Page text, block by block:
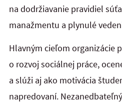
na dodržiavanie pravidiel
manažmentu a plynulé
Hlavným cieľom organizácie
o rozvoj sociálnej práce,
a slúži aj ako motivácia
napredovaní.